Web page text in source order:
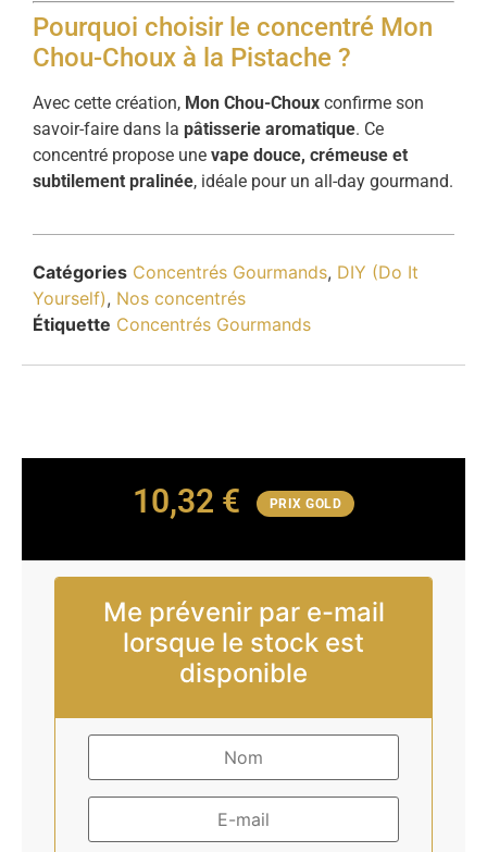
Pourquoi choisir le concentré Mon
Chou-Choux à la Pistache ?
Avec cette création, Mon Chou-Choux confirme son
savoir-faire dans la pâtisserie aromatique. Ce
concentré propose une vape douce, crémeuse et
subtilement pralinée, idéale pour un all-day gourmand.
Catégories Concentrés Gourmands, DIY (Do It
Yourself), Nos concentrés
Étiquette Concentrés Gourmands
10,32 € PRIX GOLD
Me prévenir par e-mail
lorsque le stock est
disponible